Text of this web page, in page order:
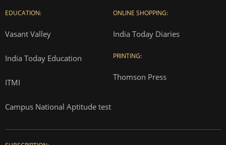
EDUCATION:
Vasant Valley
India Today Education
ITMI
Campus National Aptitude test
ONLINE SHOPPING:
India Today Diaries
PRINTING:
Thomson Press